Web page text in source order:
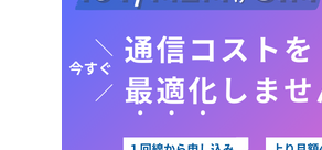
担当者向けにわかりやすく